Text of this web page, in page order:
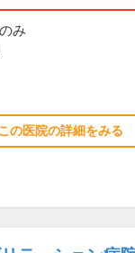
み
の医院の詳細をみる